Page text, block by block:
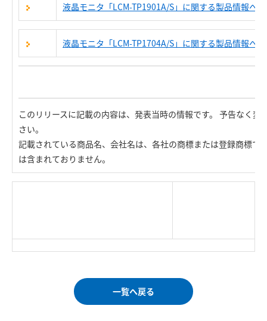
液晶モニタ「LCM-TP1901A/S」に関する製品情報へ
液晶モニタ「LCM-TP1704A/S」に関する製品情報へ
このリリースに記載の内容は、発表当時の情報です。 予告なく
さい。
記載されている商品名、会社名は、各社の商標または登録商標で
は含まれておりません。
一覧へ戻る